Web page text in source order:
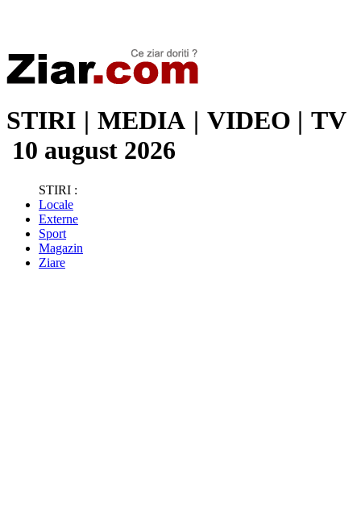
STIRI | MEDIA | VIDEO | TV
10 august 2026
STIRI :
Locale
Externe
Sport
Magazin
Ziare